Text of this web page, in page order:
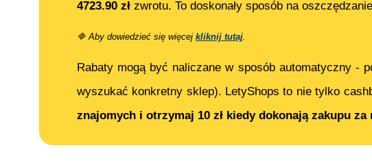
4723.90 zł zwrotu. To doskonały sposób na
🔷 Aby dowiedzieć się więcej kliknij tutaj.
Rabaty mogą być naliczane w sposób automatyczny -
wyszukać konkretny sklep). LetyShops to nie tylko
znajomych i otrzymaj 10 zł kiedy dokonają zakupu za